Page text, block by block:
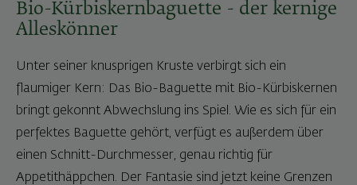
Bio-Kürbiskernbaguette - der kernige
Alleskönner
Unter seiner knusprigen Kruste verbirgt sich ein
flaumiger Kern: Das Bio-Baguette mit Bio-Kürbiskernen
bringt gekonnt Abwechslung ins Spiel. Wie es sich für ein
perfektes Baguette gehört, verfügt es außerdem über
einen Schnitt-Durchmesser, genau richtig für
Appetithäppchen. Der Fantasie sind jetzt keine Grenzen